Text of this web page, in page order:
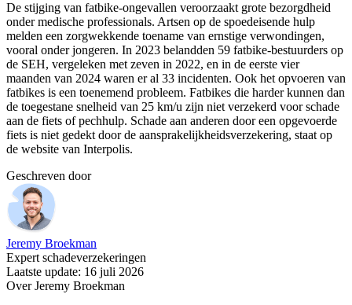
De stijging van fatbike-ongevallen veroorzaakt grote bezorgdheid
onder medische professionals. Artsen op de spoedeisende hulp
melden een zorgwekkende toename van ernstige verwondingen,
vooral onder jongeren. In 2023 belandden 59 fatbike-bestuurders op
de SEH, vergeleken met zeven in 2022, en in de eerste vier
maanden van 2024 waren er al 33 incidenten. Ook het opvoeren van
fatbikes is een toenemend probleem. Fatbikes die harder kunnen dan
de toegestane snelheid van 25 km/u zijn niet verzekerd voor schade
aan de fiets of pechhulp. Schade aan anderen door een opgevoerde
fiets is niet gedekt door de aansprakelijkheids­verzekering​, staat op
de website van Interpolis.
Geschreven door
Jeremy Broekman
Expert schadeverzekeringen
Laatste update: 16 juli 2026
Over Jeremy Broekman